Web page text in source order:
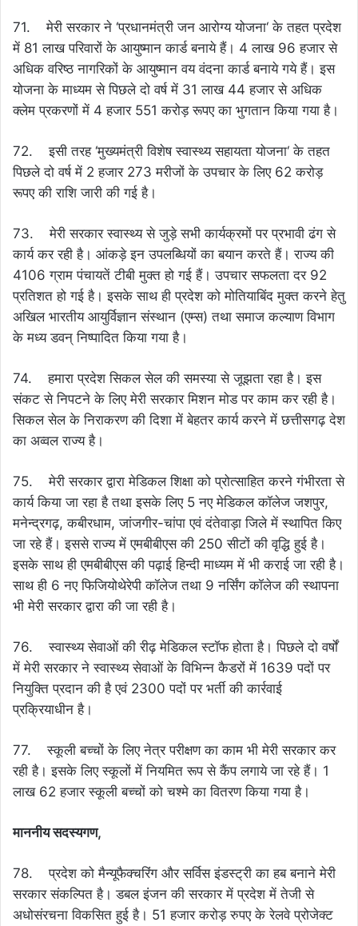
71. मेरी सरकार ने ‘प्रधानमंत्री जन आरोग्य योजना‘ के तहत प्रदेश
में 81 लाख परिवारों के आयुष्मान कार्ड बनाये हैं। 4 लाख 96 हजार से
अधिक वरिष्ठ नागरिकों के आयुष्मान वय वंदना कार्ड बनाये गये हैं। इस
योजना के माध्यम से पिछले दो वर्ष में 31 लाख 44 हजार से अधिक
क्लेम प्रकरणों में 4 हजार 551 करोड़ रूपए का भुगतान किया गया है।
72. इसी तरह ‘मुख्यमंत्री विशेष स्वास्थ्य सहायता योजना‘ के तहत
पिछले दो वर्ष में 2 हजार 273 मरीजों के उपचार के लिए 62 करोड़
रूपए की राशि जारी की गई है।
73. मेरी सरकार स्वास्थ्य से जुड़े सभी कार्यक्रमों पर प्रभावी ढंग से
कार्य कर रही है। आंकड़े इन उपलब्धियों का बयान करते हैं। राज्य की
4106 ग्राम पंचायतें टीबी मुक्त हो गई हैं। उपचार सफलता दर 92
प्रतिशत हो गई है। इसके साथ ही प्रदेश को मोतियाबिंद मुक्त करने हेतु
अखिल भारतीय आयुर्विज्ञान संस्थान (एम्स) तथा समाज कल्याण विभाग
के मध्य डवन् निष्पादित किया गया है।
74. हमारा प्रदेश सिकल सेल की समस्या से जूझता रहा है। इस
संकट से निपटने के लिए मेरी सरकार मिशन मोड पर काम कर रही है।
सिकल सेल के निराकरण की दिशा में बेहतर कार्य करने में छत्तीसगढ़ देश
का अव्वल राज्य है।
75. मेरी सरकार द्वारा मेडिकल शिक्षा को प्रोत्साहित करने गंभीरता से
कार्य किया जा रहा है तथा इसके लिए 5 नए मेडिकल कॉलेज जशपुर,
मनेन्द्रगढ़, कबीरधाम, जांजगीर-चांपा एवं दंतेवाड़ा जिले में स्थापित किए
जा रहे हैं। इससे राज्य में एमबीबीएस की 250 सीटों की वृद्धि हुई है।
इसके साथ ही एमबीबीएस की पढ़ाई हिन्दी माध्यम में भी कराई जा रही है।
साथ ही 6 नए फिजियोथेरेपी कॉलेज तथा 9 नर्सिंग कॉलेज की स्थापना
भी मेरी सरकार द्वारा की जा रही है।
76. स्वास्थ्य सेवाओं की रीढ़ मेडिकल स्टॉफ होता है। पिछले दो वर्षों
में मेरी सरकार ने स्वास्थ्य सेवाओं के विभिन्न कैडरों में 1639 पदों पर
नियुक्ति प्रदान की है एवं 2300 पदों पर भर्ती की कार्रवाई
प्रक्रियाधीन है।
77. स्कूली बच्चों के लिए नेत्र परीक्षण का काम भी मेरी सरकार कर
रही है। इसके लिए स्कूलों में नियमित रूप से कैंप लगाये जा रहे हैं। 1
लाख 62 हजार स्कूली बच्चों को चश्मे का वितरण किया गया है।
माननीय सदस्यगण,
78. प्रदेश को मैन्यूफैक्चरिंग और सर्विस इंडस्ट्री का हब बनाने मेरी
सरकार संकल्पित है। डबल इंजन की सरकार में प्रदेश में तेजी से
अधोसंरचना विकसित हुई है। 51 हजार करोड़ रुपए के रेलवे प्रोजेक्ट